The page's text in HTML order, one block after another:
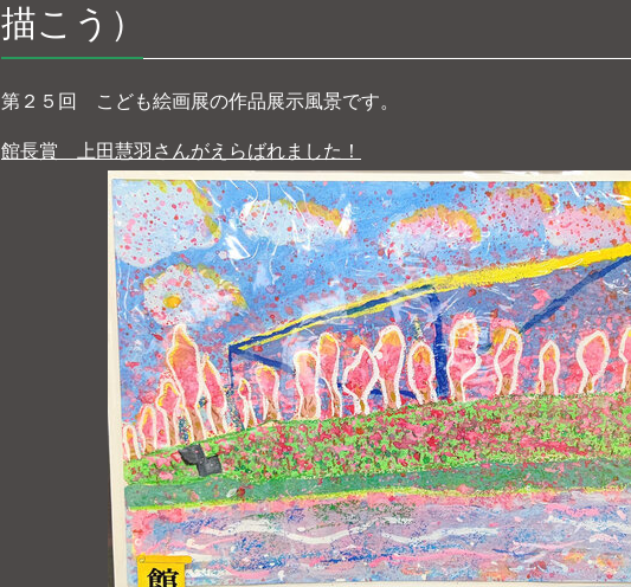
描こう）
第２５回 こども絵画展の作品展示風景です。
館長賞 上田慧羽さんがえらばれました！